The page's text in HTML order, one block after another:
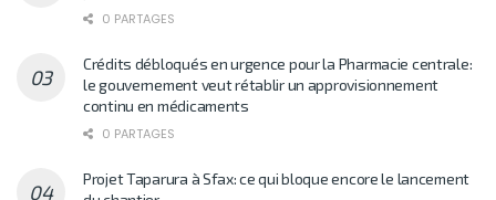
0 PARTAGES
Crédits débloqués en urgence pour la Pharmacie centrale:
le gouvernement veut rétablir un approvisionnement
continu en médicaments
0 PARTAGES
Projet Taparura à Sfax: ce qui bloque encore le lancement